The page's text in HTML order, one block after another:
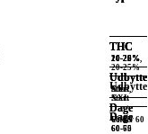
THC
20-25%
Udbytte
XXL
Dage
Under 60
THC
20-25%
Udbytte
Stort,
XXL
Dage
60-65
THC
10-20%
Udbytte
Stort
Dage
60-65
THC
10-20%,
20-25%
Udbytte
Stort
Dage
60-70